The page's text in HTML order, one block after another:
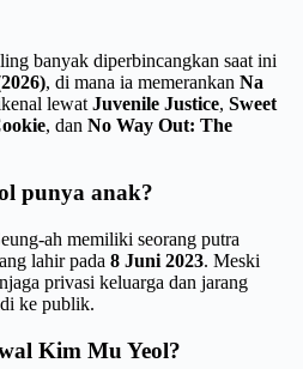
banyak diperbincangkan saat ini
, di mana ia memerankan Na
lewat Juvenile Justice, Sweet
, dan No Way Out: The
punya anak?
ah memiliki seorang putra
lahir pada 8 Juni 2023. Meski
privasi keluarga dan jarang
ke publik.
Kim Mu Yeol?